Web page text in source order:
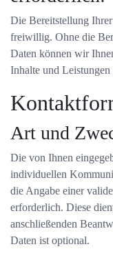
Die Bereitstellung
freiwillig. Ohne die
Daten können wir
Inhalte und Leistungen
Art und
Die von Ihnen
individuellen
die Angabe einer
erforderlich. Diese
anschließenden
Daten ist optional.